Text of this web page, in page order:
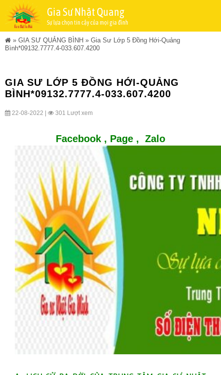
Gia Sư Nhật Quang
Sự lựa chọn tin cậy của mọi gia đình
» GIA SƯ QUẢNG BÌNH » Gia Sư Lớp 5 Đồng Hới-Quảng
Bình*09132.7777.4-033.607.4200
GIA SƯ LỚP 5 ĐỒNG HỚI-QUẢNG
BÌNH*09132.7777.4-033.607.4200
22-08-2022 | 301 Lượt xem
Facebook , Page , Zalo